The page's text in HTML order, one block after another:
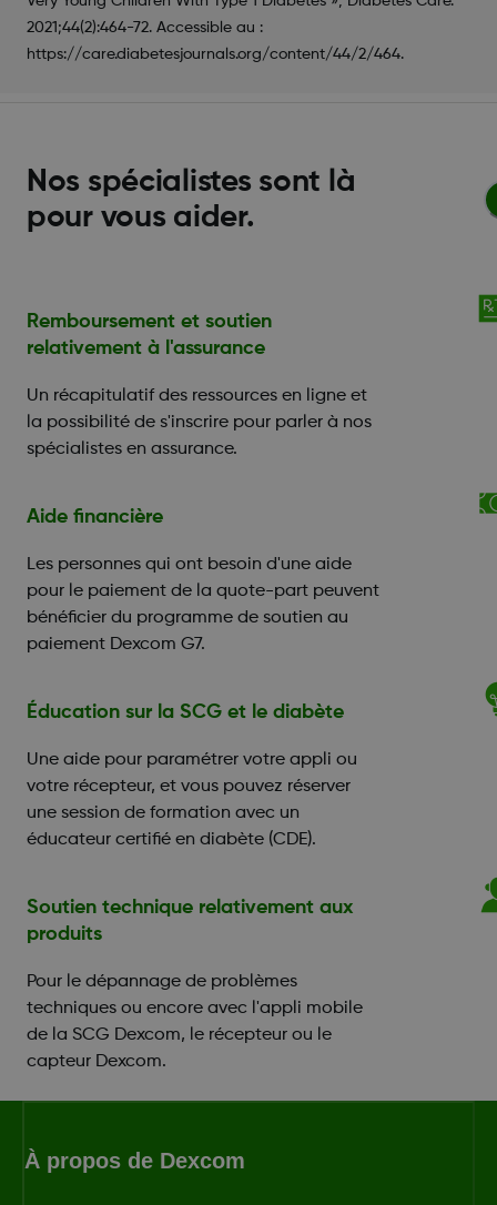
2021;44(2):464-72. Accessible au :
https://care.diabetesjournals.org/content/44/2/464.
Nos spécialistes sont là
pour vous aider.
Remboursement et soutien
relativement à l'assurance
Un récapitulatif des ressources en ligne et
la possibilité de s'inscrire pour parler à nos
spécialistes en assurance.
Aide financière
Les personnes qui ont besoin d'une aide
pour le paiement de la quote-part peuvent
bénéficier du programme de soutien au
paiement Dexcom G7.
Éducation sur la SCG et le diabète
Une aide pour paramétrer votre appli ou
votre récepteur, et vous pouvez réserver
une session de formation avec un
éducateur certifié en diabète (CDE).
Soutien technique relativement aux
produits
Pour le dépannage de problèmes
techniques ou encore avec l'appli mobile
de la SCG Dexcom, le récepteur ou le
capteur Dexcom.
À propos de Dexcom